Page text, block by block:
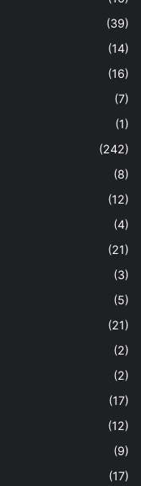
(39)
(14)
(16)
(7)
(1)
(242)
(8)
(12)
(4)
(21)
(3)
(5)
(21)
(2)
(2)
(17)
(12)
(9)
(17)